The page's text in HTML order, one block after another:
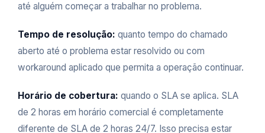
até alguém começar a trabalhar no problema.
Tempo de resolução: quanto tempo do chamado
aberto até o problema estar resolvido ou com
workaround aplicado que permita a operação continuar.
Horário de cobertura: quando o SLA se aplica. SLA
de 2 horas em horário comercial é completamente
diferente de SLA de 2 horas 24/7. Isso precisa estar